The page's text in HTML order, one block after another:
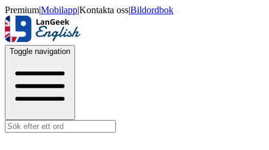
Premium|Mobilapp|Kontakta oss|Bildordbok
Toggle navigation